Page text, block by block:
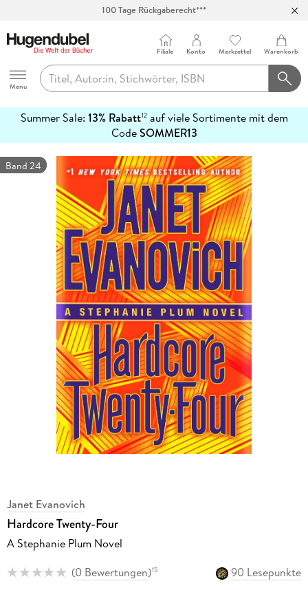
Abholung in über 100 Filialen
Hugendubel
Menu
Filiale Konto Merkzettel Warenkorb
Summer Sale: 13% Rabatt12auf viele Sortimente mit dem
CodeSOMMER13
erfahren
Band 24
Janet Evanovich
Hardcore Twenty-Four
A Stephanie Plum Novel
(0 Bewertungen)15
90 Lesepunkte